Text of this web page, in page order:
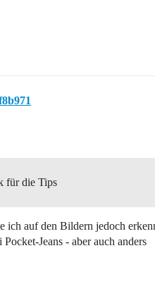
für die Tips
ich auf den Bildern jedoch
Jeans - aber auch anders